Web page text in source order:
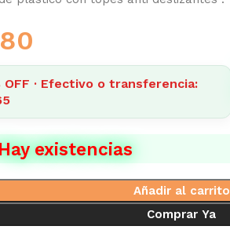
OFF · Efectivo o transferencia:
Hay existencias
Añadir al carrito
Comprar Ya